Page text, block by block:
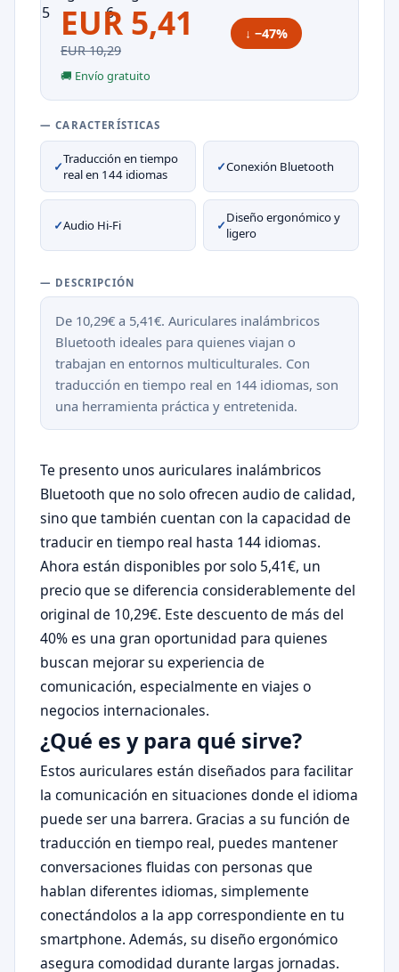
EUR 5,41
EUR 10,29
↓ −47%
🚚 Envío gratuito
— CARACTERÍSTICAS
✓Traducción en tiempo
real en 144 idiomas
✓Conexión Bluetooth
✓Audio Hi-Fi ✓Diseño ergonómico y
ligero
— DESCRIPCIÓN
De 10,29€ a 5,41€. Auriculares inalámbricos
Bluetooth ideales para quienes viajan o
trabajan en entornos multiculturales. Con
traducción en tiempo real en 144 idiomas, son
una herramienta práctica y entretenida.
Te presento unos auriculares inalámbricos
Bluetooth que no solo ofrecen audio de calidad,
sino que también cuentan con la capacidad de
traducir en tiempo real hasta 144 idiomas.
Ahora están disponibles por solo 5,41€, un
precio que se diferencia considerablemente del
original de 10,29€. Este descuento de más del
40% es una gran oportunidad para quienes
buscan mejorar su experiencia de
comunicación, especialmente en viajes o
negocios internacionales.
¿Qué es y para qué sirve?
Estos auriculares están diseñados para facilitar
la comunicación en situaciones donde el idioma
puede ser una barrera. Gracias a su función de
traducción en tiempo real, puedes mantener
conversaciones fluidas con personas que
hablan diferentes idiomas, simplemente
conectándolos a la app correspondiente en tu
smartphone. Además, su diseño ergonómico
asegura comodidad durante largas jornadas.